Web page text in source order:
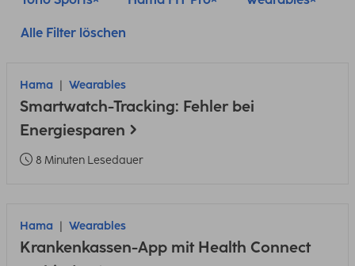
Alle Filter löschen
Hama Wearables
Smartwatch-Tracking: Fehler bei
Energiesparen
8 Minuten Lesedauer
Hama Wearables
Krankenkassen-App mit Health Connect